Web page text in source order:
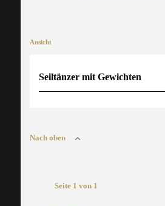
Ansicht
Seiltänzer mit Gewichten
Nach oben
Seite 1 von 1